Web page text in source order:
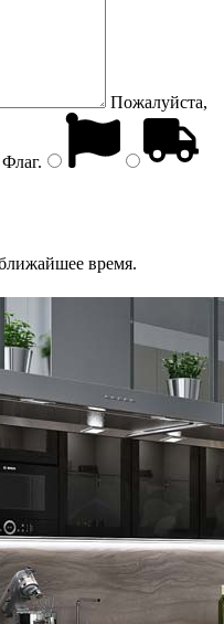
Пожалуйста,
Флаг.
время.